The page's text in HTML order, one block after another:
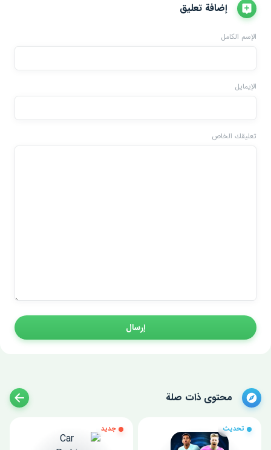
إضافة تعليق
الإسم الكامل
الإيمايل
تعليقك الخاص
إرسال
محتوى ذات صلة
تحديث جديد